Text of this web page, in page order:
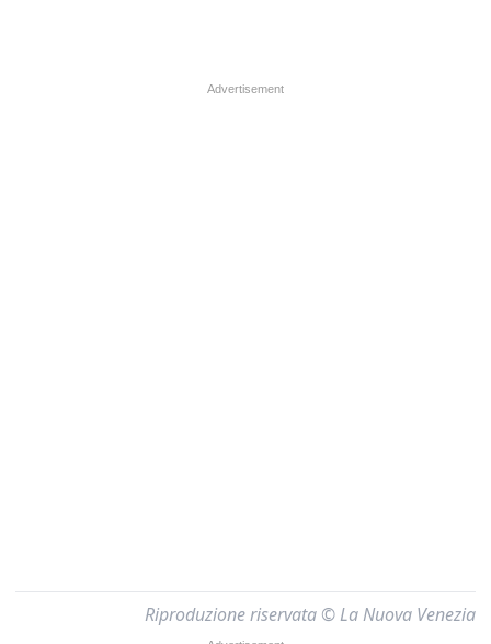
Riproduzione riservata © La Nuova Venezia